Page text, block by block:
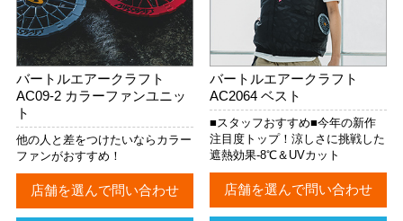
バートルエアークラフト
AC09-2 カラーファンユニッ
ト
他の人と差をつけたいならカラー
ファンがおすすめ！
店舗を選んで問い合わせ
バートルエアークラフト
AC2064 ベスト
■スタッフおすすめ■今年の新作
注目度トップ！涼しさに挑戦した
遮熱効果-8℃＆UVカット
店舗を選んで問い合わせ